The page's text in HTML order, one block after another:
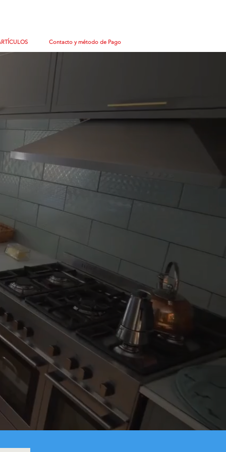
Contacto y método de Pago